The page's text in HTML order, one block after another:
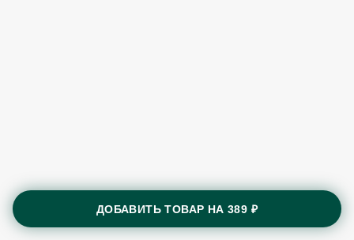
ДОБАВИТЬ ТОВАР НА389 ₽